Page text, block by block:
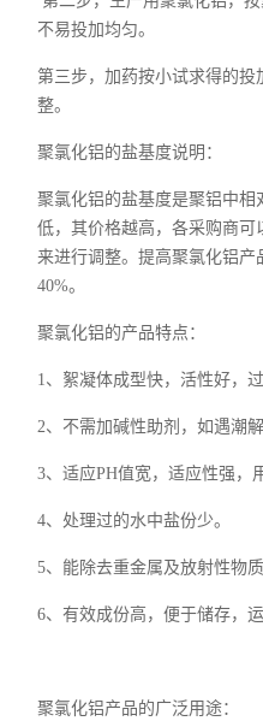
不易投加均匀。
第三步，加药按小试求得的
整。
聚氯化铝的盐基度说明：
聚氯化铝的盐基度是聚铝中
低，其价格越高，各采购商
来进行调整。提高聚氯化铝
40%。
聚氯化铝的产品特点：
1、絮凝体成型快，活性好，
2、不需加碱性助剂，如遇潮
3、适应PH值宽，适应性强，
4、处理过的水中盐份少。
5、能除去重金属及放射性物
6、有效成份高，便于储存，
聚氯化铝产品的广泛用途：